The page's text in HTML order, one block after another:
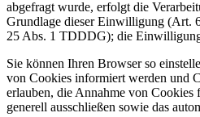
abgefragt wurde, erfolgt die
Grundlage dieser Einwilligung (Art.
25 Abs. 1 TDDDG); die
Sie können Ihren Browser so
von Cookies informiert werden und
erlauben, die Annahme von Cookies
generell ausschließen sowie das